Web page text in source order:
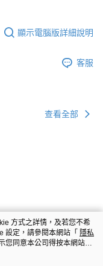
顯示電腦版詳細說明
客服
查看全部
方式之詳情，及若您不希
設定，請參閱本網站「 隱私
您同意本公司得按本網站使